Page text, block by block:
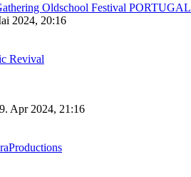
Oldschool Festival PORTUGAL
2024, 20:16
Revival
Apr 2024, 21:16